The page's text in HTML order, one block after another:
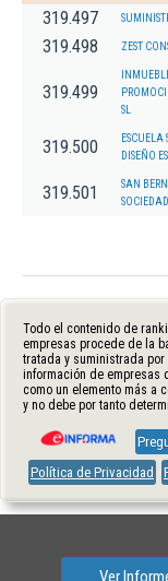
319.497
319.498 ZEST
319.499
SL
319.500
ESCUELA
DISEÑO
319.501
SAN
Todo el contenido de
empresas procede de la
tratada y suministrada por
información de empresas
como un elemento más a
y no debe por tanto
Política de Privacidad
Ver